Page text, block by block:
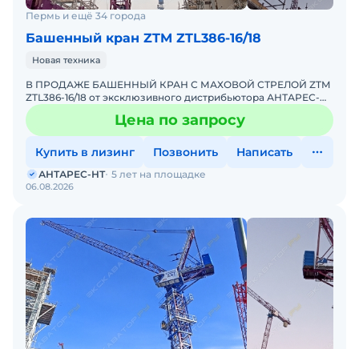
Пермь и ещё 34 города
Башенный кран ZTM ZTL386-16/18
Новая техника
В ПРОДАЖЕ БАШЕННЫЙ КРАН С МАХОВОЙ СТРЕЛОЙ ZTM
ZTL386-16/18 от эксклюзивного дистрибьютора АНТАРЕС-
НТ. ZTM входит в ТОП-10 мировых производителей
башенных крановЦена по запросу
Купить в лизинг Позвонить Написать
06.08.2026
АНТАРЕС-НТ 5 лет на площадке